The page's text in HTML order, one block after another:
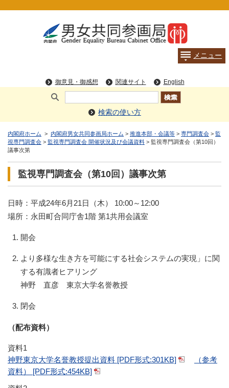
検索の使い方
内閣府ホーム > 内閣府男女共同参画局ホーム > 推進本部・会議等 > 専門調査会 > 監
視専門調査会 > 監視専門調査会 開催状況及び会議資料 > 監視専門調査会（第10回）
議事次第
監視専門調査会（第10回）議事次第
日時：平成24年6月21日（木） 10:00～12:00
場所：永田町合同庁舎1階 第1共用会議室
開会
より多様な生き方を可能にする社会システムの実現」に関
する有識者ヒアリング
神野 直彦 東京大学名誉教授
閉会
（配布資料）
資料1
神野東京大学名誉教授提出資料 [PDF形式:301KB]
（参考
資料） [PDF形式:454KB]